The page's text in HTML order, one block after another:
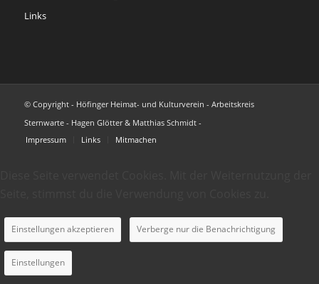
Links
© Copyright - Höfinger Heimat- und Kulturverein - Arbeitskreis
Sternwarte - Hagen Glötter & Matthias Schmidt -
Impressum
Links Mitmachen
Einstellungen akzeptieren Verberge nur die Benachrichtigung
Einstellungen